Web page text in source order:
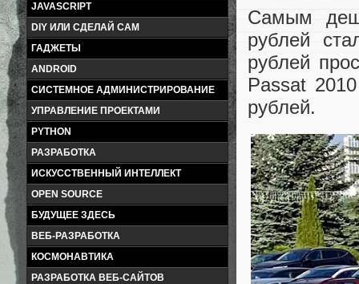
JAVASCRIPT
DIY ИЛИ СДЕЛАЙ САМ
ГАДЖЕТЫ
ANDROID
СИСТЕМНОЕ АДМИНИСТРИРОВАНИЕ
УПРАВЛЕНИЕ ПРОЕКТАМИ
PYTHON
РАЗРАБОТКА
ИСКУССТВЕННЫЙ ИНТЕЛЛЕКТ
OPEN SOURCE
БУДУЩЕЕ ЗДЕСЬ
ВЕБ-РАЗРАБОТКА
КОСМОНАВТИКА
РАЗРАБОТКА ВЕБ-САЙТОВ
Самым
рублей
рублей
Passat
рублей.